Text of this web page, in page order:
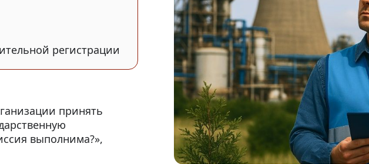
регистрации
принять
выполнима?»,